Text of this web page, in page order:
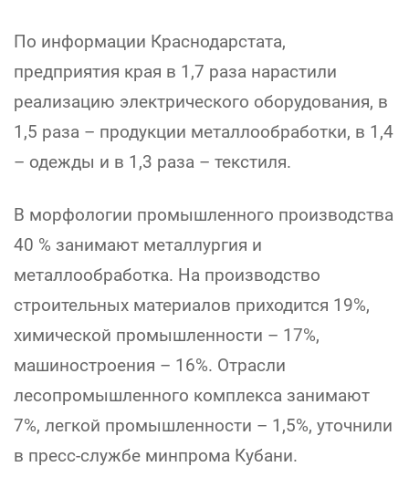
По информации Краснодарстата,
предприятия края в 1,7 раза нарастили
реализацию электрического оборудования, в
1,5 раза – продукции металлообработки, в 1,4
– одежды и в 1,3 раза – текстиля.
В морфологии промышленного производства
40 % занимают металлургия и
металлообработка. На производство
строительных материалов приходится 19%,
химической промышленности – 17%,
машиностроения – 16%. Отрасли
лесопромышленного комплекса занимают
7%, легкой промышленности – 1,5%, уточнили
в пресс-службе минпрома Кубани.